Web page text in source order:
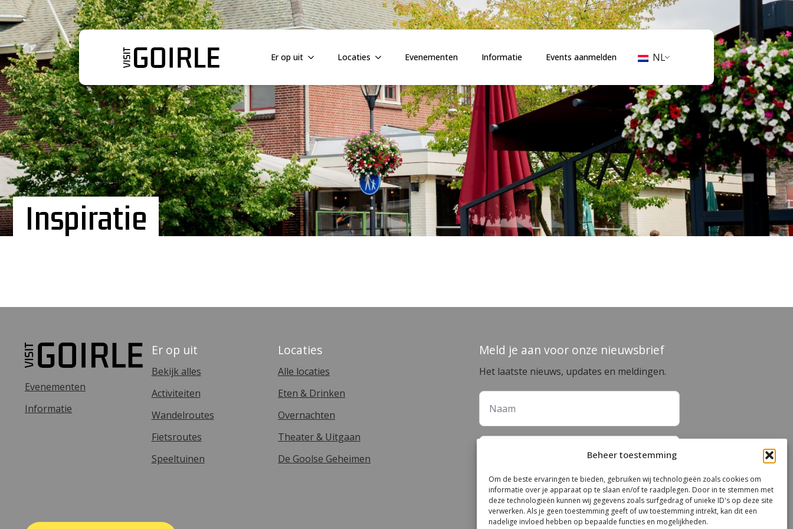
Beheer toestemming
Om de beste ervaringen te bieden, gebruiken wij technologieën zoals cookies om
informatie over je apparaat op te slaan en/of te raadplegen. Door in te stemmen met
deze technologieën kunnen wij gegevens zoals surfgedrag of unieke ID's op deze site
verwerken. Als je geen toestemming geeft of uw toestemming intrekt, kan dit een
nadelige invloed hebben op bepaalde functies en mogelijkheden.
Er op uit Locaties Evenementen Informatie Events aanmelden NL
Inspiratie
Evenementen
Informatie
Er op uit
Bekijk alles
Activiteiten
Wandelroutes
Fietsroutes
Speeltuinen
Locaties
Alle locaties
Eten & Drinken
Overnachten
Theater & Uitgaan
De Goolse Geheimen
Meld je aan voor onze nieuwsbrief
Het laatste nieuws, updates en meldingen.
aanmelden